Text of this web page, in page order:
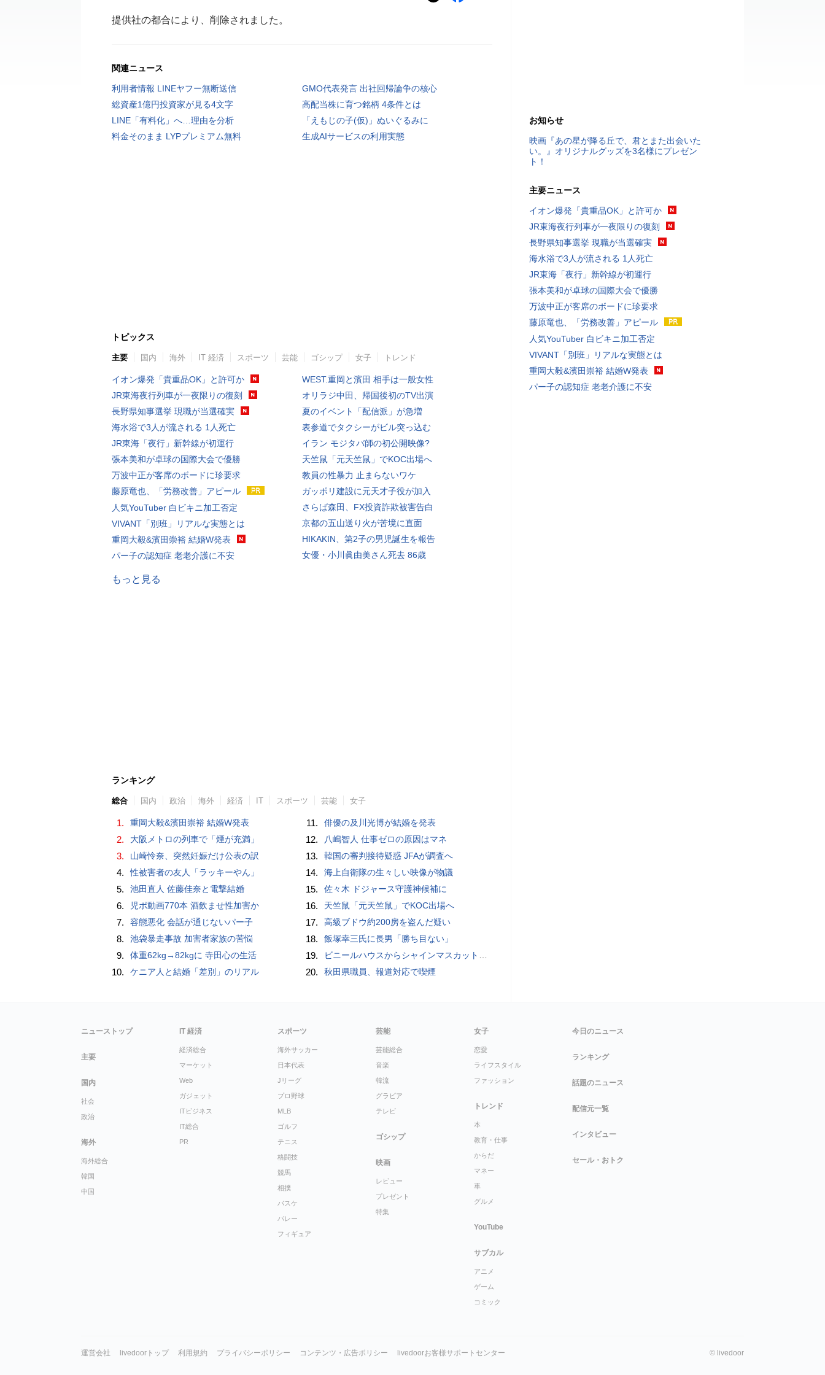
提供社の都合により、削除されました。
関連ニュース
利用者情報 LINEヤフー無断送信
GMO代表発言 出社回帰論争の核心
総資産1億円投資家が見る4文字
高配当株に育つ銘柄 4条件とは
LINE「有料化」へ…理由を分析
「えもじの子(仮)」ぬいぐるみに
料金そのまま LYPプレミアム無料
生成AIサービスの利用実態
トピックス
主要 国内 海外 IT 経済 スポーツ 芸能 ゴシップ 女子 トレンド
イオン爆発「貴重品OK」と許可か
JR東海夜行列車が一夜限りの復刻
長野県知事選挙 現職が当選確実
海水浴で3人が流される 1人死亡
JR東海「夜行」新幹線が初運行
張本美和が卓球の国際大会で優勝
万波中正が客席のボードに珍要求
藤原竜也、「労務改善」アピール
人気YouTuber 白ビキニ加工否定
VIVANT「別班」リアルな実態とは
重岡大毅&濱田崇裕 結婚W発表
パー子の認知症 老老介護に不安
WEST.重岡と濱田 相手は一般女性
オリラジ中田、帰国後初のTV出演
夏のイベント「配信派」が急増
表参道でタクシーがビル突っ込む
イラン モジタバ師の初公開映像?
天竺鼠「元天竺鼠」でKOC出場へ
教員の性暴力 止まらないワケ
ガッポリ建設に元天才子役が加入
さらば森田、FX投資詐欺被害告白
京都の五山送り火が苦境に直面
HIKAKIN、第2子の男児誕生を報告
女優・小川眞由美さん死去 86歳
もっと見る
ランキング
総合 国内 政治 海外 経済 IT スポーツ 芸能 女子
1. 重岡大毅&濱田崇裕 結婚W発表
2. 大阪メトロの列車で「煙が充満」
3. 山崎怜奈、突然妊娠だけ公表の訳
4. 性被害者の友人「ラッキーやん」
5. 池田直人 佐藤佳奈と電撃結婚
6. 児ポ動画770本 酒飲ませ性加害か
7. 容態悪化 会話が通じないパー子
8. 池袋暴走事故 加害者家族の苦悩
9. 体重62kg→82kgに 寺田心の生活
10. ケニア人と結婚「差別」のリアル
11. 俳優の及川光博が結婚を発表
12. 八嶋智人 仕事ゼロの原因はマネ
13. 韓国の審判接待疑惑 JFAが調査へ
14. 海上自衛隊の生々しい映像が物議
15. 佐々木 ドジャース守護神候補に
16. 天竺鼠「元天竺鼠」でKOC出場へ
17. 高級ブドウ約200房を盗んだ疑い
18. 飯塚幸三氏に長男「勝ち目ない」
19. ビニールハウスからシャインマスカット約200房を盗んだ疑い ネットで販売か 無職の男（42）逮捕 岡山県警
20. 秋田県職員、報道対応で喫煙
お知らせ
映画『あの星が降る丘で、君とまた出会いた
い。』オリジナルグッズを3名様にプレゼン
ト！
主要ニュース
イオン爆発「貴重品OK」と許可か
JR東海夜行列車が一夜限りの復刻
長野県知事選挙 現職が当選確実
海水浴で3人が流される 1人死亡
JR東海「夜行」新幹線が初運行
張本美和が卓球の国際大会で優勝
万波中正が客席のボードに珍要求
藤原竜也、「労務改善」アピール
人気YouTuber 白ビキニ加工否定
VIVANT「別班」リアルな実態とは
重岡大毅&濱田崇裕 結婚W発表
パー子の認知症 老老介護に不安
ニューストップ
主要
国内
社会
政治
海外
海外総合
韓国
中国
IT 経済
経済総合
マーケット
Web
ガジェット
ITビジネス
IT総合
PR
スポーツ
海外サッカー
日本代表
Jリーグ
プロ野球
MLB
ゴルフ
テニス
格闘技
競馬
相撲
バスケ
バレー
フィギュア
芸能
芸能総合
音楽
韓流
グラビア
テレビ
ゴシップ
映画
レビュー
プレゼント
特集
女子
恋愛
ライフスタイル
ファッション
トレンド
本
教育・仕事
からだ
マネー
車
グルメ
YouTube
サブカル
アニメ
ゲーム
コミック
今日のニュース
ランキング
話題のニュース
配信元一覧
インタビュー
セール・おトク
運営会社 livedoorトップ 利用規約 プライバシーポリシー コンテンツ・広告ポリシー livedoorお客様サポートセンター © livedoor